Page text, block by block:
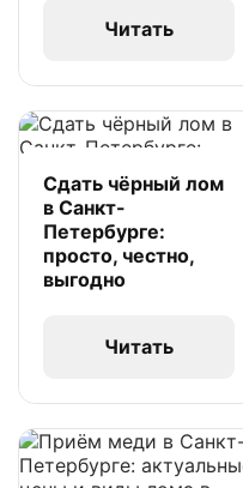
Читать
Сдать чёрный лом
в Санкт-
Петербурге:
просто, честно,
выгодно
Читать